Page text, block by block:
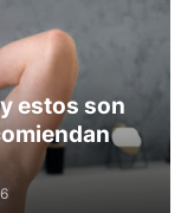
estos son